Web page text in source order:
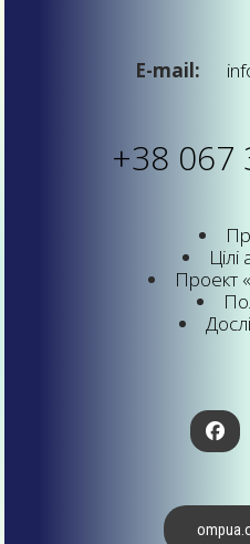
E-mail:
+38 067
Цілі
Проект